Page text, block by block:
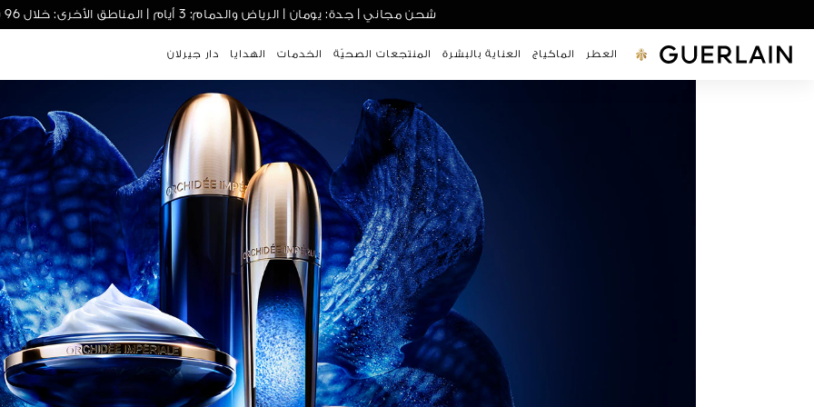
.تجربة تابي، متاحة الآن لجميع الطلبات
شحن مجاني | جدة: يومان | الرياض والدمام: 3 أيام | المناطق الأخرى: خلال 96 ساعة
جيرلان - (العودة إلى الصفحة الرئيسية)
العطر الماكياج العناية بالبشرة المنتجعات الصحيّة الخدمات الهدايا دار جيرلان